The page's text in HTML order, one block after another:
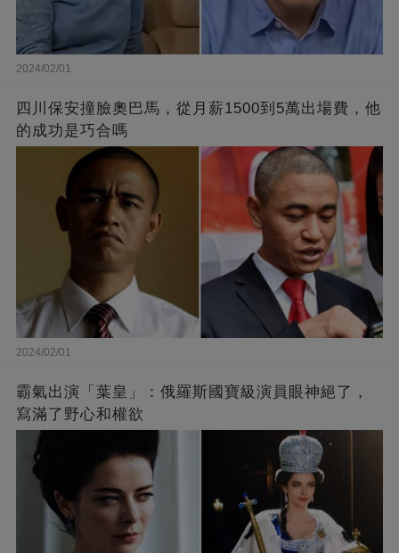
2024/02/01
四川保安撞臉奧巴馬，從月薪1500到5萬出場費，他
的成功是巧合嗎
2024/02/01
霸氣出演「葉皇」：俄羅斯國寶級演員眼神絕了，
寫滿了野心和權欲